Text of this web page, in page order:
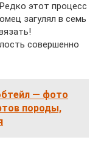
этот процесс
загулял в семь
совершенно
— фото
породы,